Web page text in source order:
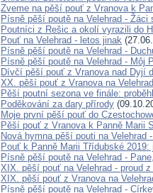
Zveme na pěší pouť z Vranova k
Písně pěší poutě na Velehrad -
Poutníci z Rešic a okolí vyrazili do
Pouť na Velehrad - letos jinak
Písně pěší poutě na Velehrad -
Písně pěší poutě na Velehrad - Môj
Dívčí pěší pouť z Vranova nad Dyjí
XX. pěší pouť z Vranova na
Pěší poutní sezona ve finále:
Poděkování za dary přírody
Moje první pěší pouť do
Pěší pouť z Vranova k Panně Marii
Nová hymna pěší pouti na Velehrad
Pouť k Panně Marii Třídubské
Písně pěší poutě na Velehrad -
XIX. pěší pouť na Velehrad - proud
XIX. pěší pouť z Vranova na
Písně pěší poutě na Velehrad -